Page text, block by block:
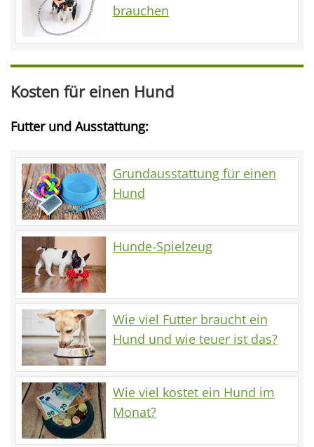
brauchen
Kosten für einen Hund
Futter und Ausstattung:
Grundausstattung für einen
Hund
Hunde-Spielzeug
Wie viel Futter braucht ein
Hund und wie teuer ist das?
Wie viel kostet ein Hund im
Monat?